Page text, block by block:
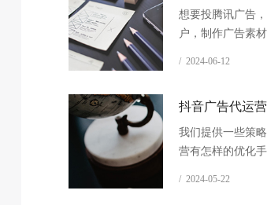
想要投腾讯广告
户，制作广告素
/ 2024-06-12
抖音广告代运
我们提供一些策
营有怎样的优化
/ 2024-05-22